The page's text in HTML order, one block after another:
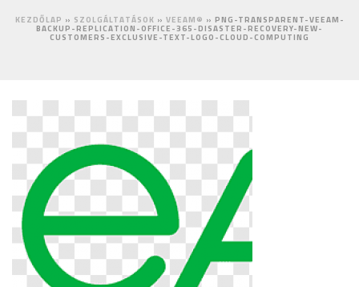
KEZDŐLAP » SZOLGÁLTATÁSOK » VEEAM® » PNG-TRANSPARENT-VEEAM-
BACKUP-REPLICATION-OFFICE-365-DISASTER-RECOVERY-NEW-
CUSTOMERS-EXCLUSIVE-TEXT-LOGO-CLOUD-COMPUTING